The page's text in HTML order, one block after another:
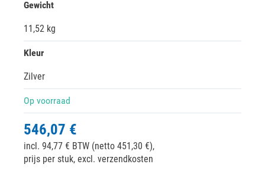
Gewicht
11,52 kg
Kleur
Zilver
Op voorraad
546,07 €
incl. 94,77 € BTW (netto 451,30 €),
prijs per stuk, excl. verzendkosten